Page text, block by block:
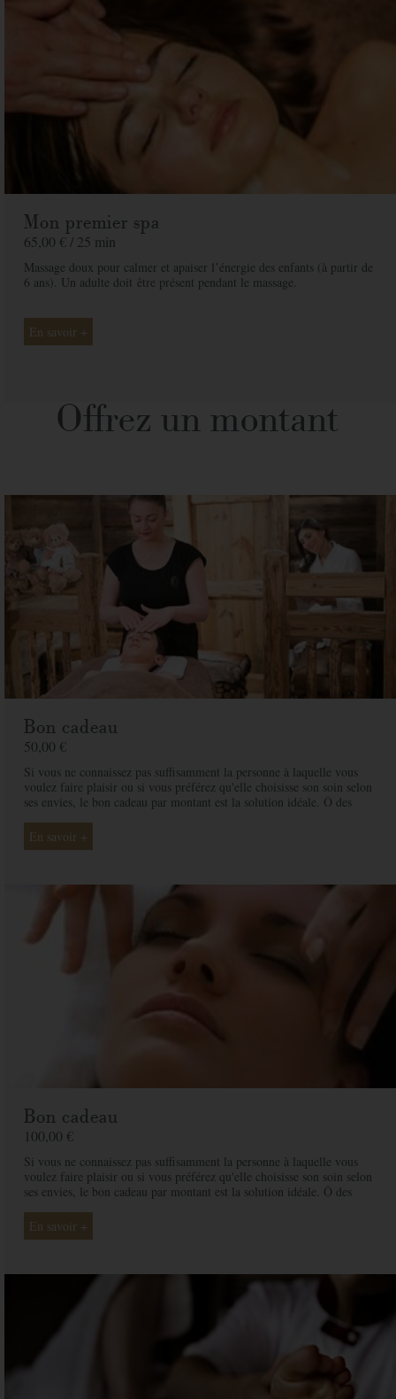
Mon premier spa
65,00 € / 25 min
Massage doux pour calmer et apaiser lʼénergie des enfants (à partir de
6 ans). Un adulte doit être présent pendant le massage.
En savoir +
Offrez un montant
Bon cadeau
50,00 €
Si vous ne connaissez pas suffisamment la personne à laquelle vous
voulez faire plaisir ou si vous préférez qu'elle choisisse son soin selon
ses envies, le bon cadeau par montant est la solution idéale. Ô des
proche et ainsi rendre ce moment exceptionnel.
En savoir +
Bon cadeau
100,00 €
Si vous ne connaissez pas suffisamment la personne à laquelle vous
voulez faire plaisir ou si vous préférez qu'elle choisisse son soin selon
ses envies, le bon cadeau par montant est la solution idéale. Ô des
proche et ainsi rendre ce moment exceptionnel.
En savoir +